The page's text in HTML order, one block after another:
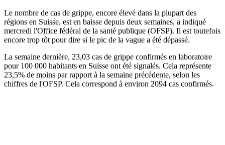
Le nombre de cas de grippe, encore élevé dans la plupart des
régions en Suisse, est en baisse depuis deux semaines, a indiqué
mercredi l'Office fédéral de la santé publique (OFSP). Il est toutefois
encore trop tôt pour dire si le pic de la vague a été dépassé.
La semaine dernière, 23,03 cas de grippe confirmés en laboratoire
pour 100 000 habitants en Suisse ont été signalés. Cela représente
23,5% de moins par rapport à la semaine précédente, selon les
chiffres de l'OFSP. Cela correspond à environ 2094 cas confirmés.